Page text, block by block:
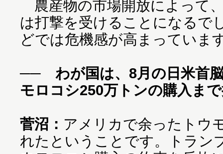
農産物の市場開放によって
は打撃を受けることになるで
どでは危機感が高まっていま
── わが国は、8月の日米首
モロコシ250万トンの購入ま
菅沼： アメリカで余ったトウ
れたということです。トラン